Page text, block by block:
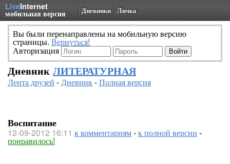
LiveInternet
мобильная версия Дневники Личка
Вы были перенаправлены на мобильную версию
страницы. Вернуться!
Авторизация
Дневник ЛИТЕРАТУРНАЯ
Лента друзей -Дневник-Полная версия
Воспитание
12-09-2012 16:11 к комментариям-к полной версии -
понравилось!